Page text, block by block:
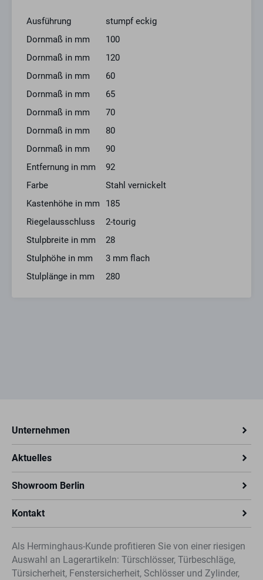
Nuss
Schließblech
Schließartenkürzel
PZW vorgerichtet für Profilzylinder, mit Wechsel, 2-tourig
Ausführung
stumpf eckig
Dornmaß in mm
100
Dornmaß in mm
120
Dornmaß in mm
60
Dornmaß in mm
65
Dornmaß in mm
70
Dornmaß in mm
80
Dornmaß in mm
90
Entfernung in mm
92
Farbe
Stahl vernickelt
Kastenhöhe in mm
185
Riegelausschluss
2-tourig
Stulpbreite in mm
28
Stulphöhe in mm
3 mm flach
Stulplänge in mm
280
Unternehmen
Aktuelles
Showroom Berlin
Kontakt
Als Herminghaus-Kunde profitieren Sie von einer riesigen
Auswahl an Lagerartikeln: Türschlösser, Türbeschläge,
Türsicherheit, Fenstersicherheit, Schlösser und Zylinder,